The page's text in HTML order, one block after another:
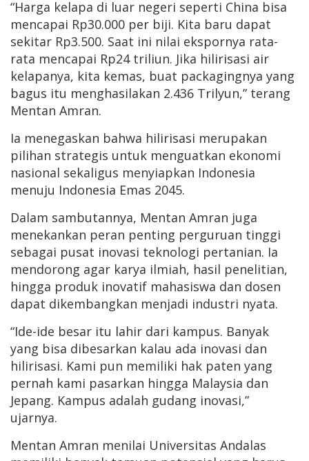
“Harga kelapa di luar negeri seperti China bisa
mencapai Rp30.000 per biji. Kita baru dapat
sekitar Rp3.500. Saat ini nilai ekspornya rata-
rata mencapai Rp24 triliun. Jika hilirisasi air
kelapanya, kita kemas, buat packagingnya yang
bagus itu menghasilakan 2.436 Trilyun,” terang
Mentan Amran.
Ia menegaskan bahwa hilirisasi merupakan
pilihan strategis untuk menguatkan ekonomi
nasional sekaligus menyiapkan Indonesia
menuju Indonesia Emas 2045.
Dalam sambutannya, Mentan Amran juga
menekankan peran penting perguruan tinggi
sebagai pusat inovasi teknologi pertanian. Ia
mendorong agar karya ilmiah, hasil penelitian,
hingga produk inovatif mahasiswa dan dosen
dapat dikembangkan menjadi industri nyata.
“Ide-ide besar itu lahir dari kampus. Banyak
yang bisa dibesarkan kalau ada inovasi dan
hilirisasi. Kami pun memiliki hak paten yang
pernah kami pasarkan hingga Malaysia dan
Jepang. Kampus adalah gudang inovasi,”
ujarnya.
Mentan Amran menilai Universitas Andalas